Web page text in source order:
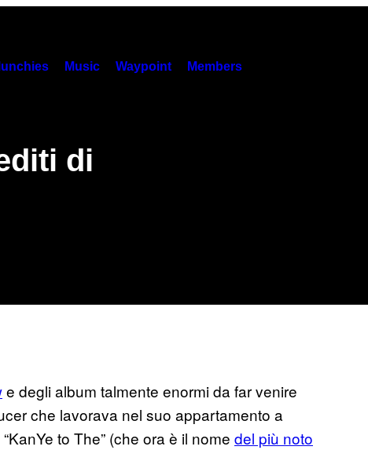
Music Waypoint Members
di
e degli album talmente enormi da far venire
che lavorava nel suo appartamento a
to The” (che ora è il nome del più noto